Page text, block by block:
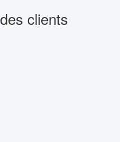
clients